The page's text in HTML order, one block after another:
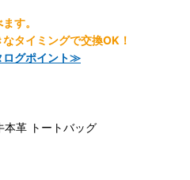
す。
タイミングで交換OK！
グポイント≫
本革 トートバッグ